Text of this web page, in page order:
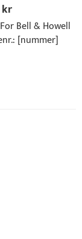
kr
Bell & Howell
[nummer]